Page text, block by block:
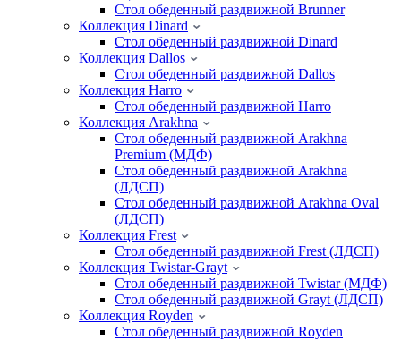
Стол обеденный раздвижной Brunner
Коллекция Dinard
Стол обеденный раздвижной Dinard
Коллекция Dallos
Стол обеденный раздвижной Dallos
Коллекция Harro
Стол обеденный раздвижной Harro
Коллекция Arakhna
Стол обеденный раздвижной Arakhna
Premium (МДФ)
Стол обеденный раздвижной Arakhna
(ЛДСП)
Стол обеденный раздвижной Arakhna Oval
(ЛДСП)
Коллекция Frest
Стол обеденный раздвижной Frest (ЛДСП)
Коллекция Twistar-Grayt
Стол обеденный раздвижной Twistar (МДФ)
Стол обеденный раздвижной Grayt (ЛДСП)
Коллекция Royden
Стол обеденный раздвижной Royden